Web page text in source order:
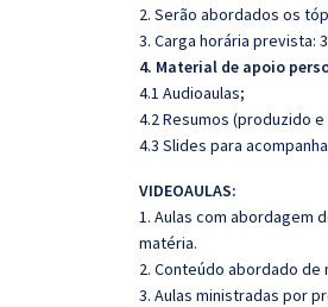
2. Serão abordados os
3. Carga horária prevista:
4. Material de apoio
4.1 Audioaulas;
4.2 Resumos (produzido
4.3 Slides para
VIDEOAULAS:
1. Aulas com abordagem
matéria.
2. Conteúdo abordado
3. Aulas ministradas por